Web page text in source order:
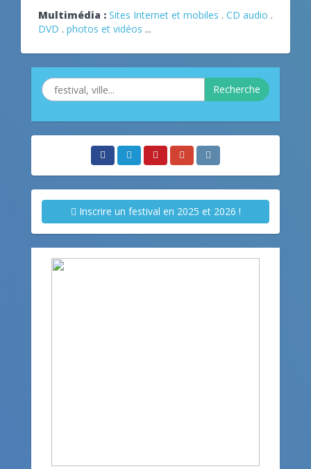
Multimédia : Sites Internet et mobiles . CD audio .
DVD . photos et vidéos ...
Recherche
Inscrire un festival en 2025 et 2026 !